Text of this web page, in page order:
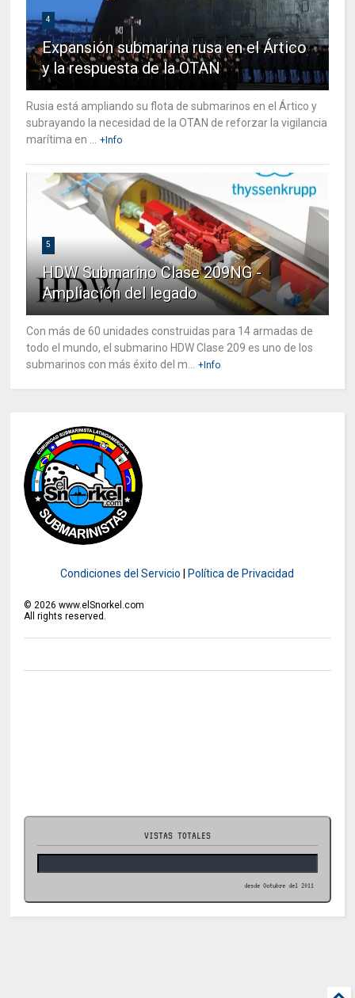
4
Expansión submarina rusa en el Ártico
y la respuesta de la OTAN
Rusia está ampliando su flota de submarinos en el Ártico y
subrayando la necesidad de la OTAN de reforzar la vigilancia
marítima en ...
+Info
5
HDW Submarino Clase 209NG -
Ampliación del legado
Con más de 60 unidades construidas para 14 armadas de
todo el mundo, el submarino HDW Clase 209 es uno de los
submarinos con más éxito del m...
+Info
Condiciones del Servicio Política de Privacidad
© 2026 www.elSnorkel.com
All rights reserved.
VISTAS TOTALES
desde Octubre del 2011